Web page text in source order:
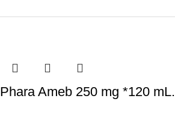
Phara Ameb 250 mg *120 mL.